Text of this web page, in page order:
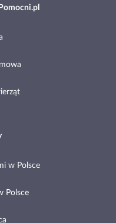
w Polsce
Polsce